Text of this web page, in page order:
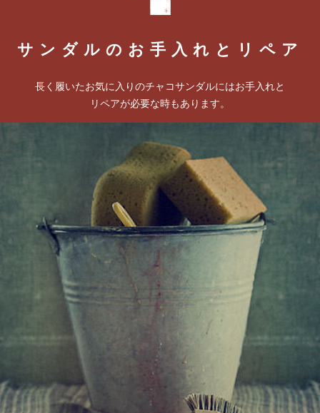
サンダルのお手入れとリペア
長く履いたお気に入りのチャコサンダルにはお手入れと
リペアが必要な時もあります。